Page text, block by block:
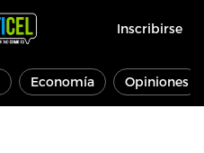
Inscribirse
Economía Opiniones